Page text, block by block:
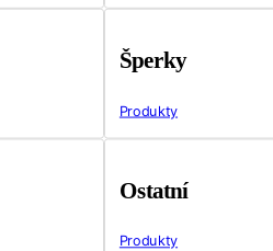
Šperky
Produkty
Ostatní
Produkty